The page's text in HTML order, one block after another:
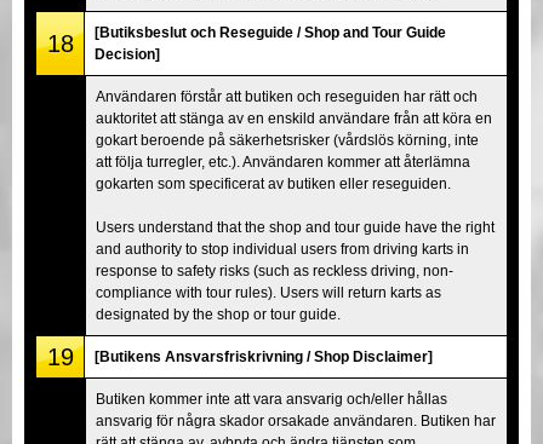
18
[Butiksbeslut och Reseguide / Shop and Tour Guide
Decision]
Användaren förstår att butiken och reseguiden har rätt och
auktoritet att stänga av en enskild användare från att köra en
gokart beroende på säkerhetsrisker (vårdslös körning, inte
att följa turregler, etc.). Användaren kommer att återlämna
gokarten som specificerat av butiken eller reseguiden.
Users understand that the shop and tour guide have the right
and authority to stop individual users from driving karts in
response to safety risks (such as reckless driving, non-
compliance with tour rules). Users will return karts as
designated by the shop or tour guide.
19 [Butikens Ansvarsfriskrivning / Shop Disclaimer]
Butiken kommer inte att vara ansvarig och/eller hållas
ansvarig för några skador orsakade användaren. Butiken har